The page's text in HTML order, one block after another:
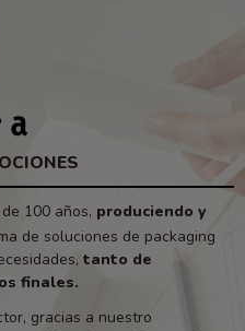
100 años, produciendo y
de soluciones de packaging
tanto de
finales.
gracias a nuestro